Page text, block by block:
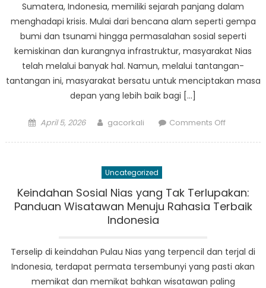
Sumatera, Indonesia, memiliki sejarah panjang dalam
menghadapi krisis. Mulai dari bencana alam seperti gempa
bumi dan tsunami hingga permasalahan sosial seperti
kemiskinan dan kurangnya infrastruktur, masyarakat Nias
telah melalui banyak hal. Namun, melalui tantangan-
tantangan ini, masyarakat bersatu untuk menciptakan masa
depan yang lebih baik bagi […]
Posted
April 5, 2026 Author
gacorkali Comments Offon
Evolusi
Pelayanan
Uncategorized
Keindahan Sosial Nias yang Tak Terlupakan:
Panduan Wisatawan Menuju Rahasia Terbaik
Indonesia
Terselip di keindahan Pulau Nias yang terpencil dan terjal di
Indonesia, terdapat permata tersembunyi yang pasti akan
memikat dan memikat bahkan wisatawan paling